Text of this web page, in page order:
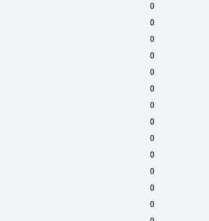
0
0
0
0
0
0
0
0
0
0
0
0
0